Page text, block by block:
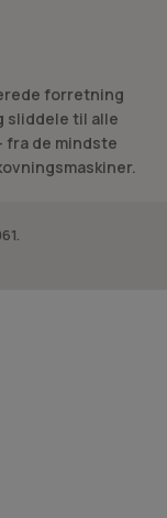
forretning
sliddele til alle
fra de mindste